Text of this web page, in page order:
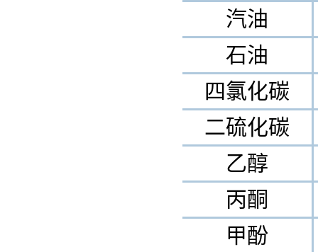
汽油
石油
四氯化碳
二硫化碳
乙醇
丙酮
甲酚